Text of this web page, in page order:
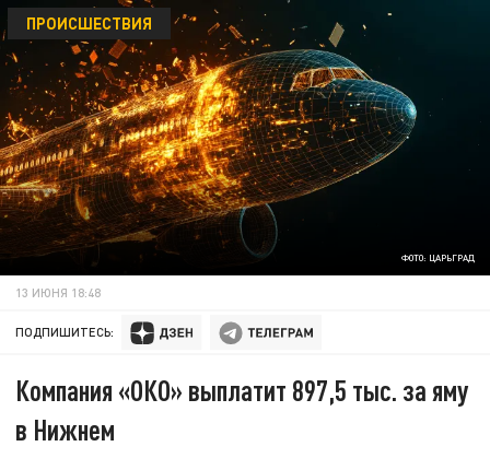
ФОТО: ЦАРЬГРАД
ПРОИСШЕСТВИЯ
13 ИЮНЯ 18:48
ПОДПИШИТЕСЬ:
Компания «ОКО» выплатит 897,5 тыс. за яму
в Нижнем